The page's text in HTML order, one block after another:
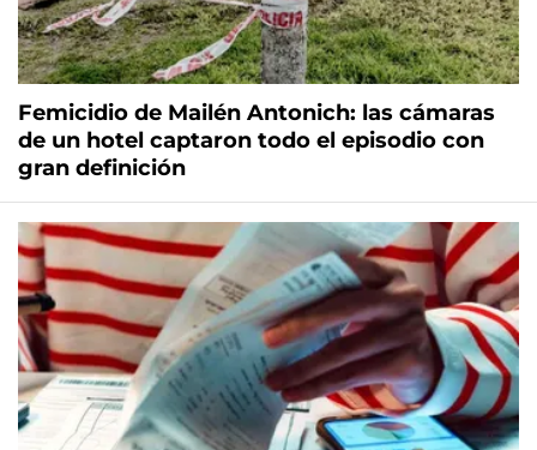
Femicidio de Mailén Antonich: las cámaras
de un hotel captaron todo el episodio con
gran definición